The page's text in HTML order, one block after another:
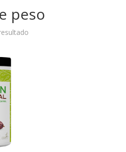
peso